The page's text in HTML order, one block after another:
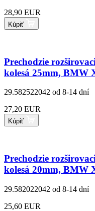
28,90 EUR
Kúpiť
Prechodzie
kolesá 25mm, BMW
29.582522042 od 8-14 dní
27,20 EUR
Kúpiť
Prechodzie
kolesá 20mm, BMW
29.582022042 od 8-14 dní
25,60 EUR